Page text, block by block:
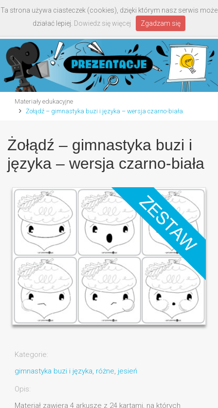
Materiały edukacyjne
Żołądź – gimnastyka buzi i języka – wersja czarno-biała
Żołądź – gimnastyka buzi i
języka – wersja czarno-biała
Kategorie:
gimnastyka buzi i języka, różne, jesień
Opis:
Materiał zawiera 4 arkusze z 24 kartami, na których
Ta strona używa ciasteczek (cookies), dzięki którym nasz serwis może
działać lepiej. Dowiedz się więcej Zgadzam się